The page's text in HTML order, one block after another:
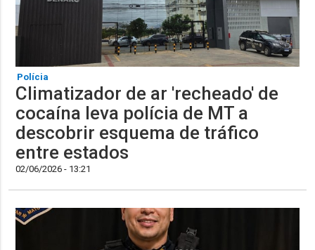
Polícia
Climatizador de ar 'recheado' de
cocaína leva polícia de MT a
descobrir esquema de tráfico
entre estados
02/06/2026 - 13:21